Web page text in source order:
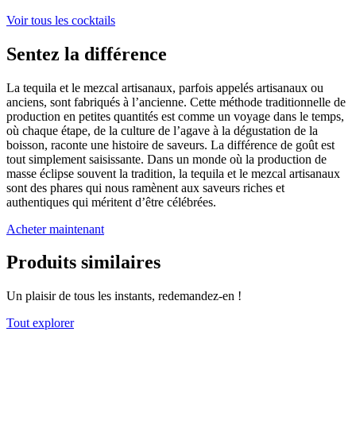
Voir tous les cocktails
Sentez la différence
La tequila et le mezcal artisanaux, parfois appelés artisanaux ou
anciens, sont fabriqués à l’ancienne. Cette méthode traditionnelle de
production en petites quantités est comme un voyage dans le temps,
où chaque étape, de la culture de l’agave à la dégustation de la
boisson, raconte une histoire de saveurs. La différence de goût est
tout simplement saisissante. Dans un monde où la production de
masse éclipse souvent la tradition, la tequila et le mezcal artisanaux
sont des phares qui nous ramènent aux saveurs riches et
authentiques qui méritent d’être célébrées.
Acheter maintenant
Produits similaires
Un plaisir de tous les instants, redemandez-en !
Tout explorer